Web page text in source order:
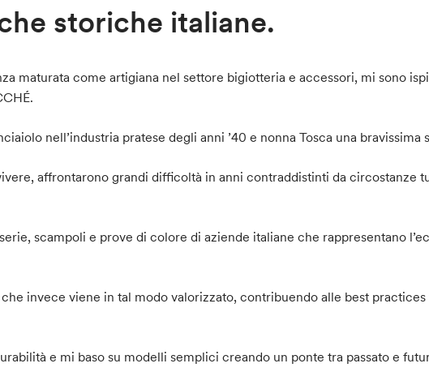
storiche italiane.
maturata come artigiana nel settore bigiotteria e accessori, mi sono
nell’industria pratese degli anni ’40 e nonna Tosca una bravissima
affrontarono grandi difficoltà in anni contraddistinti da circostanze
scampoli e prove di colore di aziende italiane che rappresentano
invece viene in tal modo valorizzato, contribuendo alle best
e mi baso su modelli semplici creando un ponte tra passato e